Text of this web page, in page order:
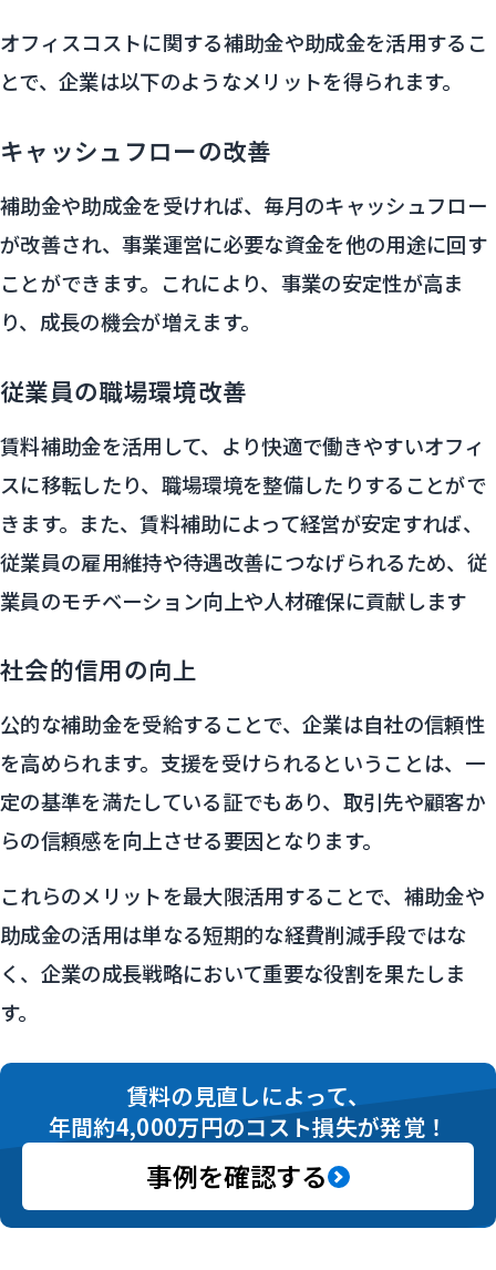
オフィスコストに関する補助金や助成金を活用するこ
とで、企業は以下のようなメリットを得られます。
キャッシュフローの改善
補助金や助成金を受ければ、毎月のキャッシュフロー
が改善され、事業運営に必要な資金を他の用途に回す
ことができます。これにより、事業の安定性が高ま
り、成長の機会が増えます。
従業員の職場環境改善
賃料補助金を活用して、より快適で働きやすいオフィ
スに移転したり、職場環境を整備したりすることがで
きます。また、賃料補助によって経営が安定すれば、
従業員の雇用維持や待遇改善につなげられるため、従
業員のモチベーション向上や人材確保に貢献します
社会的信用の向上
公的な補助金を受給することで、企業は自社の信頼性
を高められます。支援を受けられるということは、一
定の基準を満たしている証でもあり、取引先や顧客か
らの信頼感を向上させる要因となります。
これらのメリットを最大限活用することで、補助金や
助成金の活用は単なる短期的な経費削減手段ではな
く、企業の成長戦略において重要な役割を果たしま
す。
賃料の見直しによって、
年間約4,000万円のコスト損失が発覚！
事例を確認する